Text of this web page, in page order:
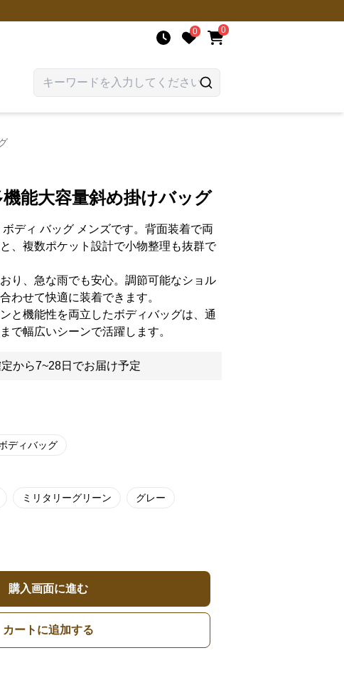
0 0
能大容量斜め掛けバッグ
ディ バッグ メンズです。背面装着で両
、複数ポケット設計で小物整理も抜群で
り、急な雨でも安心。調節可能なショル
わせて快適に装着できます。
と機能性を両立したボディバッグは、通
で幅広いシーンで活躍します。
から7~28日でお届け予定
ディバッグ
ミリタリーグリーン グレー
購入画面に進む
カートに追加する